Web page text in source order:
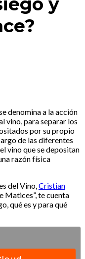
denomina a la acción
vino, para separar los
por su propio
de las diferentes
vino que se depositan
razón física
del Vino,Cristian
Matices”, te cuenta
qué es y para qué